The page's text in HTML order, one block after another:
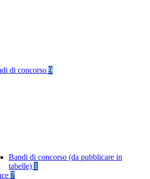
di concorso 9
Bandi di concorso (da pubblicare in
tabelle) 1
7